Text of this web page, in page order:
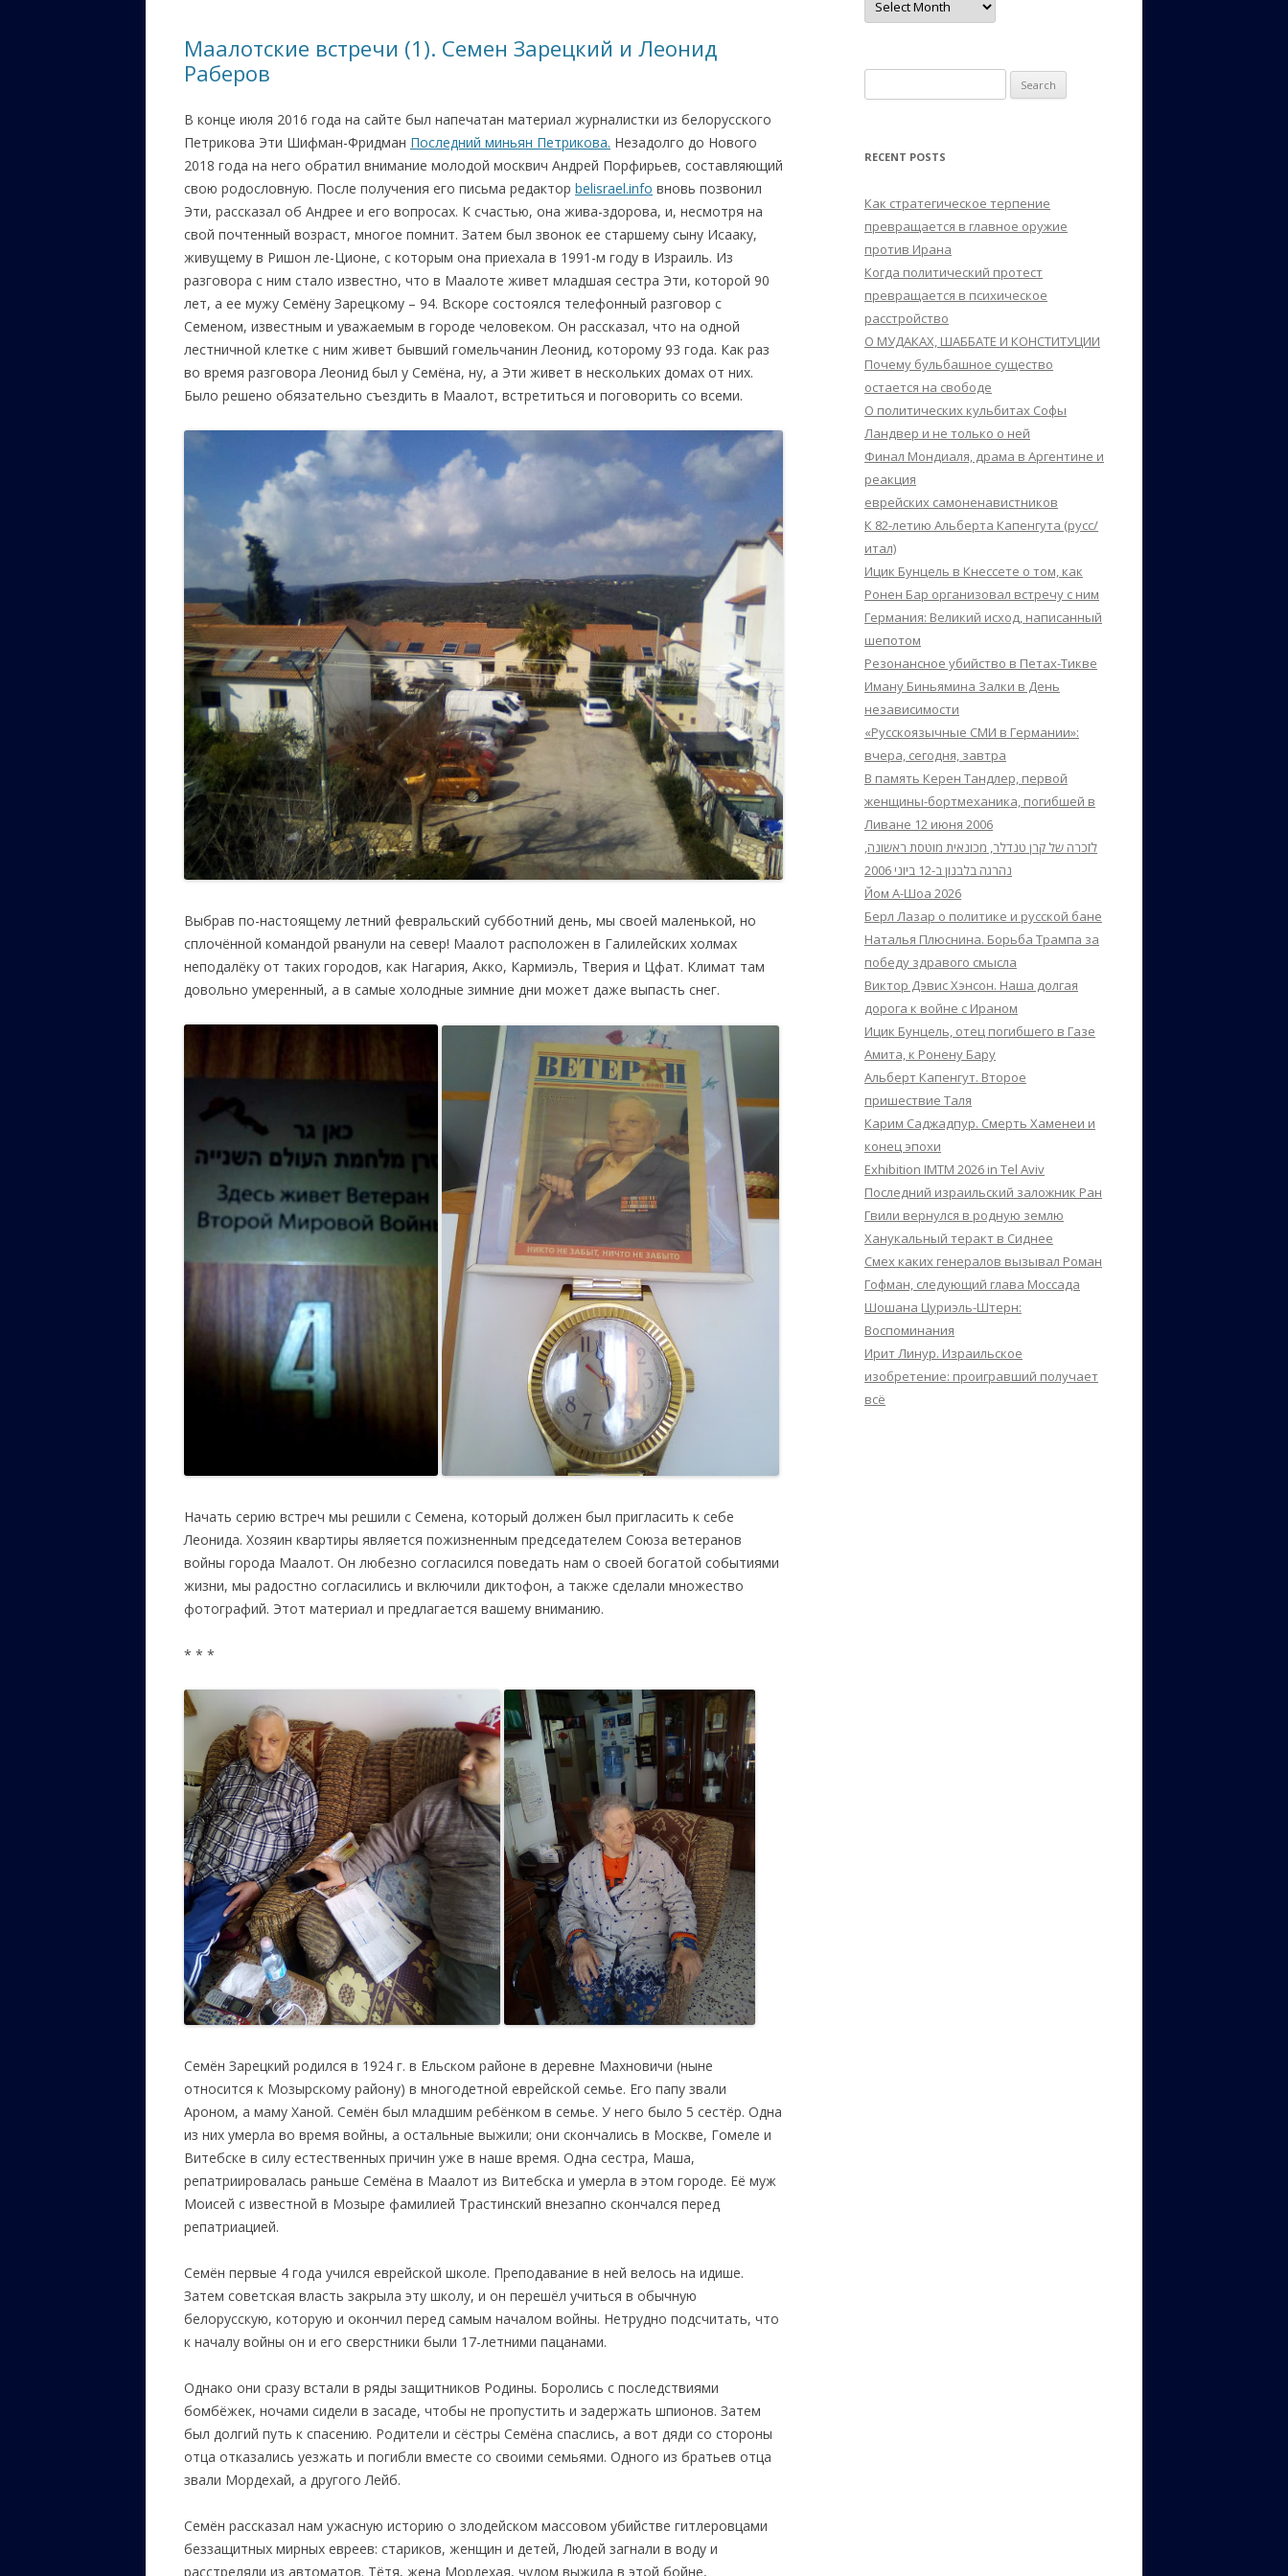
КАЛИНКОВИЧАХ СЕЙЧАС
ИНФОРМАЦИЯ К СТАРОМУ
ВАШИ ПИСЬМА
ОТЗЫВЫ, ПРЕДЛОЖЕНИЯ,
УТОЧНЕНИЯ, ДОПОЛНЕНИЯ
КТО КОГО ИЩЕТ
Маалотские встречи (1). Семен Зарецкий и Леонид
Раберов
В конце июля 2016 года на сайте был напечатан материал журналистки из белорусского
Петрикова Эти Шифман-Фридман Последний миньян Петрикова. Незадолго до Нового
2018 года на него обратил внимание молодой москвич Андрей Порфирьев, составляющий
свою родословную. После получения его письма редактор belisrael.info вновь позвонил
Эти, рассказал об Андрее и его вопросах. К счастью, она жива-здорова, и, несмотря на
свой почтенный возраст, многое помнит. Затем был звонок ее старшему сыну Исааку,
живущему в Ришон ле-Ционе, с которым она приехала в 1991-м году в Израиль. Из
разговора с ним стало известно, что в Маалоте живет младшая сестра Эти, которой 90
лет, а ее мужу Семёну Зарецкому – 94. Вскоре состоялся телефонный разговор с
Семеном, известным и уважаемым в городе человеком. Он рассказал, что на одной
лестничной клетке с ним живет бывший гомельчанин Леонид, которому 93 года. Как раз
во время разговора Леонид был у Семёна, ну, а Эти живет в нескольких домах от них.
Было решено обязательно съездить в Маалот, встретиться и поговорить со всеми.
Выбрав по-настоящему летний февральский субботний день, мы своей маленькой, но
сплочённой командой рванули на север! Маалот расположен в Галилейских холмах
неподалёку от таких городов, как Нагария, Акко, Кармиэль, Тверия и Цфат. Климат там
довольно умеренный, а в самые холодные зимние дни может даже выпасть снег.
Начать серию встреч мы решили с Семена, который должен был пригласить к себе
Леонида. Хозяин квартиры является пожизненным председателем Союза ветеранов
войны города Маалот. Он любезно согласился поведать нам о своей богатой событиями
жизни, мы радостно согласились и включили диктофон, а также сделали множество
фотографий. Этот материал и предлагается вашему вниманию.
* * *
Семён Зарецкий родился в 1924 г. в Ельском районе в деревне Махновичи (ныне
относится к Мозырскому району) в многодетной еврейской семье. Его папу звали
Ароном, а маму Ханой. Семён был младшим ребёнком в семье. У него было 5 сестёр. Одна
из них умерла во время войны, а остальные выжили; они скончались в Москве, Гомеле и
Витебске в силу естественных причин уже в наше время. Одна сестра, Маша,
репатриировалась раньше Семёна в Маалот из Витебска и умерла в этом городе. Её муж
Моисей с известной в Мозыре фамилией Трастинский внезапно скончался перед
репатриацией.
Семён первые 4 года учился еврейской школе. Преподавание в ней велось на идише.
Затем советская власть закрыла эту школу, и он перешёл учиться в обычную
белорусскую, которую и окончил перед самым началом войны. Нетрудно подсчитать, что
к началу войны он и его сверстники были 17-летними пацанами.
Однако они сразу встали в ряды защитников Родины. Боролись с последствиями
бомбёжек, ночами сидели в засаде, чтобы не пропустить и задержать шпионов. Затем
был долгий путь к спасению. Родители и сёстры Семёна спаслись, а вот дяди со стороны
отца отказались уезжать и погибли вместе со своими семьями. Одного из братьев отца
звали Мордехай, а другого Лейб.
Семён рассказал нам ужасную историю о злодейском массовом убийстве гитлеровцами
беззащитных мирных евреев: стариков, женщин и детей, Людей загнали в воду и
расстреляли из автоматов. Тётя, жена Мордехая, чудом выжила в этой бойне,
for:
RECENT POSTS
Как стратегическое терпение
превращается в главное оружие
против Ирана
Когда политический протест
превращается в психическое
расстройство
О МУДАКАХ, ШАББАТЕ И КОНСТИТУЦИИ
Почему бульбашное существо
остается на свободе
О политических кульбитах Софы
Ландвер и не только о ней
Финал Мондиаля, драма в Аргентине и
реакция
еврейских самоненавистников
К 82-летию Альберта Капенгута (русс/
итал)
Ицик Бунцель в Кнессете о том, как
Ронен Бар организовал встречу с ним
Германия: Великий исход, написанный
шепотом
Резонансное убийство в Петах-Тикве
Иману Биньямина Залки в День
независимости
«Русскоязычные СМИ в Германии»:
вчера, сегодня, завтра
В память Керен Тандлер, первой
женщины-бортмеханика, погибшей в
Ливане 12 июня 2006
לזכרה של קרן טנדלר, מכונאית מוטסת ראשונה,
נהרגה בלבנון ב-12 ביוני 2006
Йом А-Шоа 2026
Берл Лазар о политике и русской бане
Наталья Плюснина. Борьба Трампа за
победу здравого смысла
Виктор Дэвис Хэнсон. Наша долгая
дорога к войне с Ираном
Ицик Бунцель, отец погибшего в Газе
Амита, к Ронену Бару
Альберт Капенгут. Второе
пришествие Таля
Карим Саджадпур. Смерть Хаменеи и
конец эпохи
Exhibition IMTM 2026 in Tel Aviv
Последний израильский заложник Ран
Гвили вернулся в родную землю
Ханукальный теракт в Сиднее
Смех каких генералов вызывал Роман
Гофман, следующий глава Моссада
Шошана Цуриэль-Штерн:
Воспоминания
Ирит Линур. Израильское
изобретение: проигравший получает
всё